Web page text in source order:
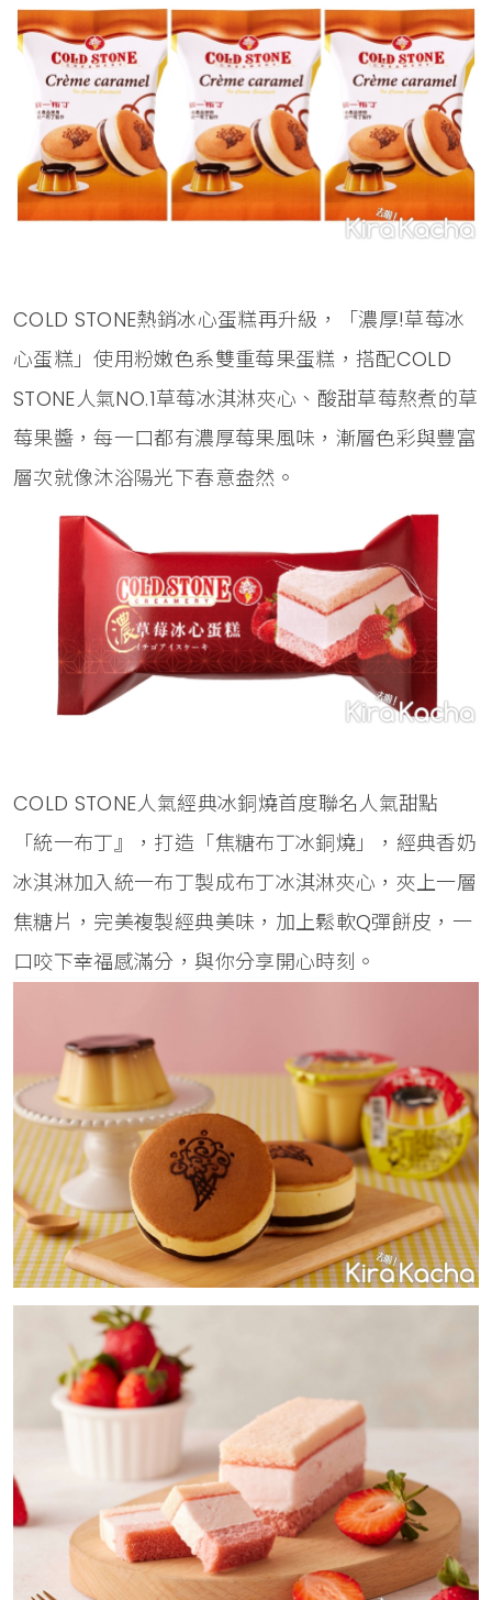
COLD STONE熱銷冰心蛋糕再升級，「濃厚!草莓冰
心蛋糕」使用粉嫩色系雙重莓果蛋糕，搭配COLD
STONE人氣NO.1草莓冰淇淋夾心、酸甜草莓熬煮的草
莓果醬，每一口都有濃厚莓果風味，漸層色彩與豐富
層次就像沐浴陽光下春意盎然。
COLD STONE人氣經典冰銅燒首度聯名人氣甜點
「統一布丁』，打造「焦糖布丁冰銅燒」，經典香奶
冰淇淋加入統一布丁製成布丁冰淇淋夾心，夾上一層
焦糖片，完美複製經典美味，加上鬆軟Q彈餅皮，一
口咬下幸福感滿分，與你分享開心時刻。